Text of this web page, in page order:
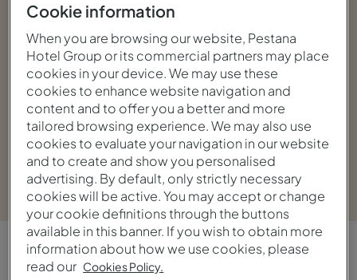
Bekijk galerij
OVERZICHT
Cookie information
When you are browsing our website, Pestana
Hotel Group or its commercial partners may place
cookies in your device. We may use these
cookies to enhance website navigation and
content and to offer you a better and more
tailored browsing experience. We may also use
cookies to evaluate your navigation in our website
and to create and show you personalised
advertising. By default, only strictly necessary
cookies will be active. You may accept or change
your cookie definitions through the buttons
available in this banner. If you wish to obtain more
information about how we use cookies, please
read our Cookies Policy.